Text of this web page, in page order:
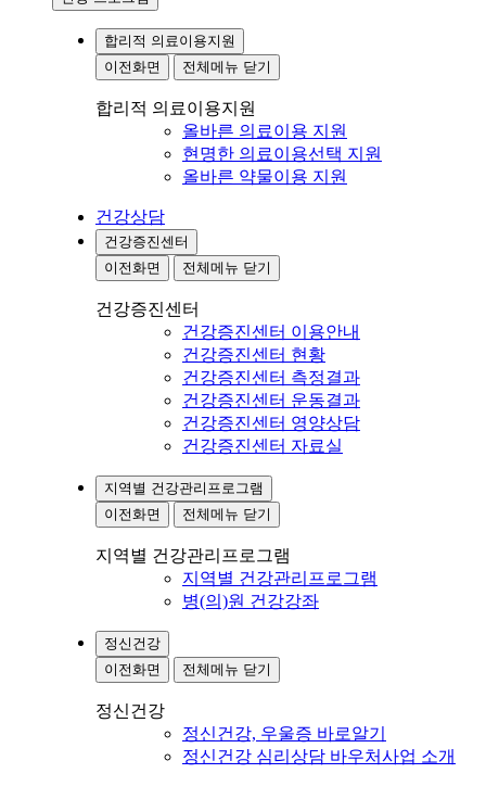
합리적 의료이용지원
이전화면
전체메뉴 닫기
합리적 의료이용지원
올바른 의료이용 지원
현명한 의료이용선택 지원
올바른 약물이용 지원
건강상담
건강증진센터
이전화면
전체메뉴 닫기
건강증진센터
건강증진센터 이용안내
건강증진센터 현황
건강증진센터 측정결과
건강증진센터 운동결과
건강증진센터 영양상담
건강증진센터 자료실
지역별 건강관리프로그램
이전화면
전체메뉴 닫기
지역별 건강관리프로그램
지역별 건강관리프로그램
병(의)원 건강강좌
정신건강
이전화면
전체메뉴 닫기
정신건강
정신건강, 우울증 바로알기
정신건강 심리상담 바우처사업 소개